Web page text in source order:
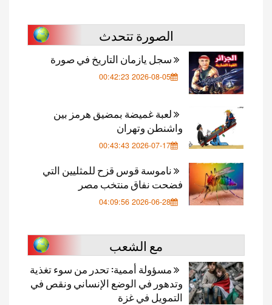
الصورة تتحدث
سجل يازمان التاريخ في صورة
2026-08-05 00:42:23
لعبة غميضة بمضيق هرمز بين
واشنطن وتهران
2026-07-17 00:43:43
ناموسة قوس قزح للمثليين التي
فضحت نفاق منتخب مصر
2026-06-28 04:09:56
مع الشعب
مسؤولة أممية: تحدر من سوء تغذية
وتدهور في الوضع الإنساني ونقص في
التمويل في غزة